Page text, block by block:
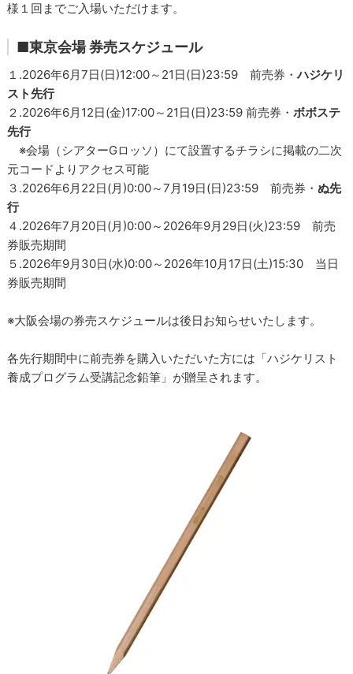
様１回までご入場いただけます。
■東京会場 券売スケジュール
１.2026年6月7日(日)12:00～21日(日)23:59 前売券・ハジケリ
スト先行
２.2026年6月12日(金)17:00～21日(日)23:59 前売券・ボボステ
先行
※会場（シアターGロッソ）にて設置するチラシに掲載の二次
元コードよりアクセス可能
３.2026年6月22日(月)0:00～7月19日(日)23:59 前売券・ぬ先
行
４.2026年7月20日(月)0:00～2026年9月29日(火)23:59 前売
券販売期間
５.2026年9月30日(水)0:00～2026年10月17日(土)15:30 当日
券販売期間
※大阪会場の券売スケジュールは後日お知らせいたします。
各先行期間中に前売券を購入いただいた方には「ハジケリスト
養成プログラム受講記念鉛筆」が贈呈されます。